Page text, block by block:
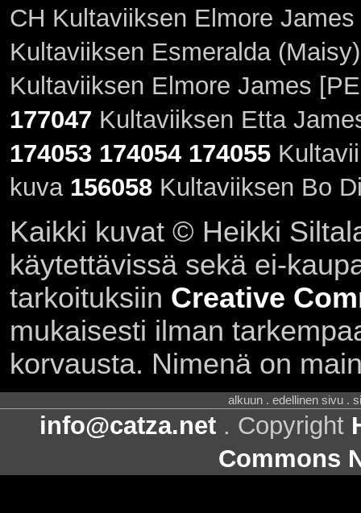
CH Kultaviiksen Elmore
Kultaviiksen Esmeralda
Kultaviiksen Elmore James
177047 Kultaviiksen Etta
174053 174054 174055
kuva 156058Kultaviiksen Bo
Kaikki kuvat © Heikki
käytettävissä sekä ei-
tarkoituksiin Creative
mukaisesti ilman
korvausta. Nimenä on
alkuun . edellinen sivu .
info@catza.net . Copyright
Commons